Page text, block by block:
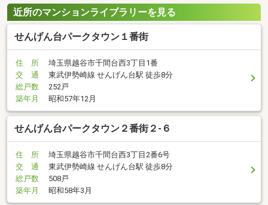
近所のマンションライブラリーを見る
せんげん台パークタウン１番街
住 所
埼玉県越谷市千間台西3丁目1番
交 通
東武伊勢崎線 せんげん台駅 徒歩8分
総戸数
252戸
築年月
昭和57年12月
せんげん台パークタウン２番街２-６
住 所
埼玉県越谷市千間台西3丁目2番6号
交 通
東武伊勢崎線 せんげん台駅 徒歩8分
総戸数
508戸
築年月
昭和58年3月